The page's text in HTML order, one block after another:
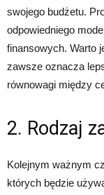
swojego budżetu.
odpowiedniego
finansowych. Warto
zawsze oznacza
równowagi między
2. Rodzaj
Kolejnym ważnym
których będzie